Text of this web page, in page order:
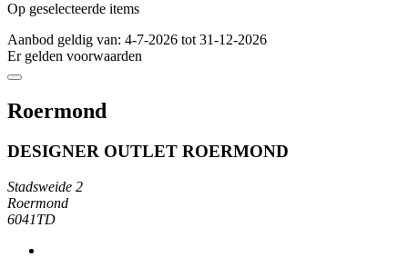
Op geselecteerde items
Aanbod geldig van: 4-7-2026 tot 31-12-2026
Er gelden voorwaarden
Roermond
DESIGNER OUTLET ROERMOND
Stadsweide 2
Roermond
6041TD